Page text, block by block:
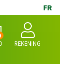
FR
REKENING